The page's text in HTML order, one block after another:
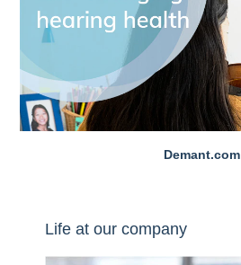
Demant.com
Life at our company